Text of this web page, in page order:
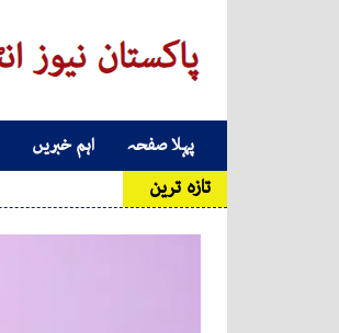
Main Navigationپہلا صفحہ اہم خبریں
تازہ ترین